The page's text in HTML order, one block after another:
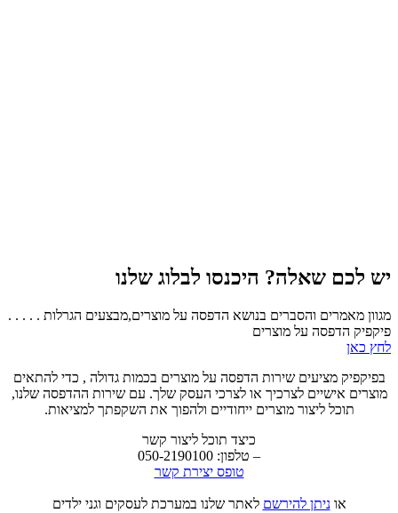
יש לכם שאלה? היכנסו לבלוג שלנו
מגוון מאמרים והסברים בנושא הדפסה על מוצרים,מבצעים הגרלות . . . . .
פיקפיק הדפסה על מוצרים
לחץ כאן
בפיקפיק מציעים שירות הדפסה על מוצרים בכמות גדולה , כדי להתאים
מוצרים אישיים לצרכיך או לצרכי העסק שלך. עם שירות ההדפסה שלנו,
תוכל ליצור מוצרים ייחודיים ולהפוך את השקפתך למציאות.
כיצד תוכל ליצור קשר
– טלפון: 050-2190100
טופס יצירת קשר
אוניתן להירשם לאתר שלנו במערכת לעסקים וגני ילדים